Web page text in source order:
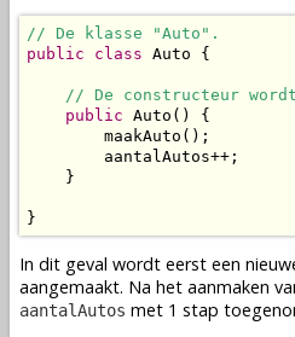
// De klasse "Auto".
public
class Auto {
// De constructeur
public Auto() {
        maakAuto();
        aantalAutos++;
    }
}
In dit geval wordt eerst een
aangemaakt. Na het aanmaken
aantalAutos met 1 stap